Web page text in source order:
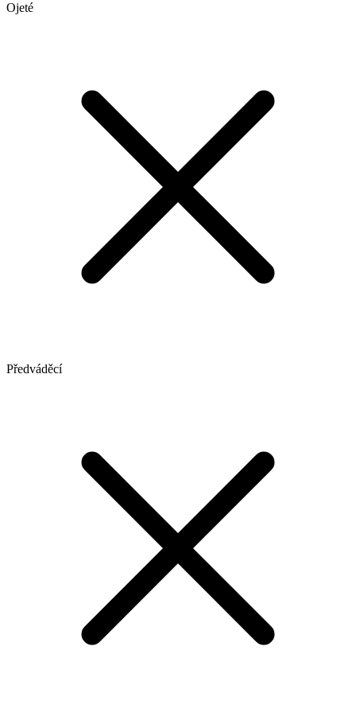
Ojeté
Předváděcí